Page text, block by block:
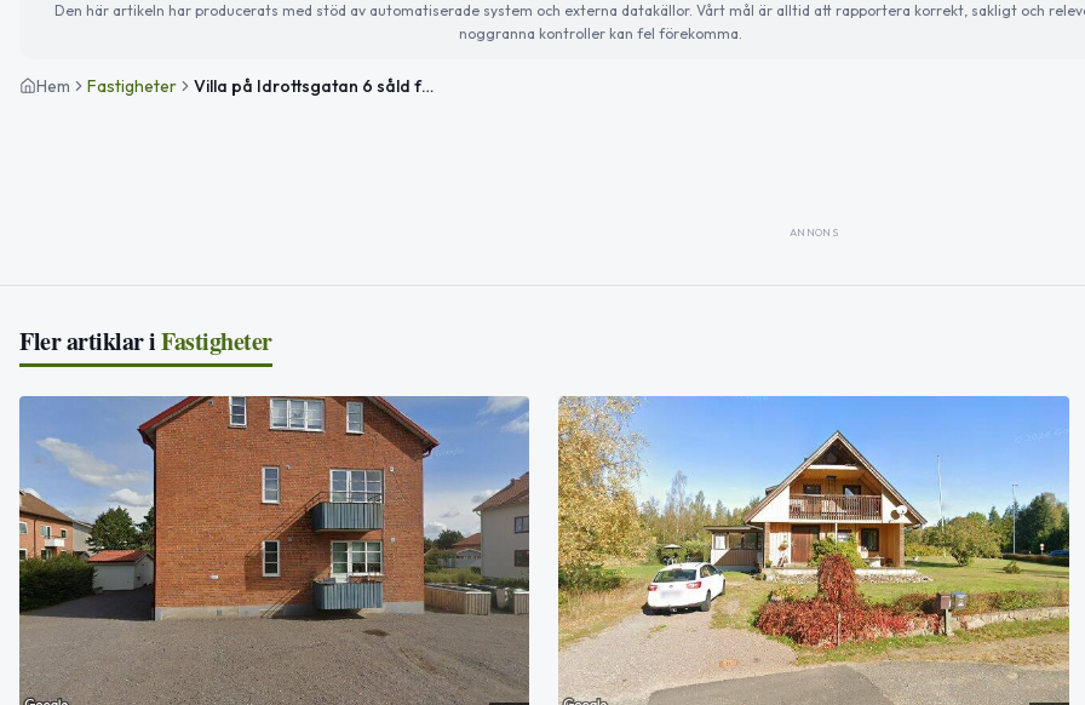
Den här artikeln har producerats med stöd av automatiserade system och externa datakällor. Vårt mål är alltid att rapportera korrekt, sakligt och
noggranna kontroller kan fel förekomma.
Hem Fastigheter Villa på Idrottsgatan 6 såld för 450 000kr
ANNONS
Fler artiklar iFastigheter